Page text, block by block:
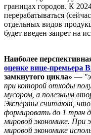
границах городов. К
перерабатываться
отдельных видов
будет введен запрет на
Наиболее
оценке вице-премьера
замкнутого цикла» —
при которой отходы
мусором, а полезным
Эксперты считают, что
формировать до 1 трлн
мировой экономике. При
мировой экономике